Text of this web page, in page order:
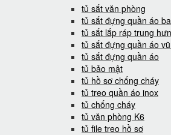
tủ sắt văn phòng
tủ sắt đựng quần áo
tủ sắt lắp ráp trung
tủ sắt đựng quần áo
tủ sắt đựng quần áo
tủ bảo mật
tủ hồ sơ chống cháy
tủ treo quần áo inox
tủ chống cháy
tủ văn phòng K6
tủ file treo hồ sơ